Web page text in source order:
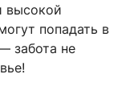
высокой
попадать в
забота не